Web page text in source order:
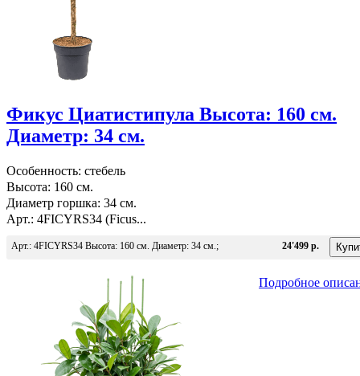
Фикус Циатистипула Высота: 160 см.
Диаметр: 34 см.
Особенность: стебель
Высота: 160 см.
Диаметр горшка: 34 см.
Арт.: 4FICYRS34 (Ficus...
Арт.: 4FICYRS34 Высота: 160 см. Диаметр: 34 см.; 24'499 р.
Подробное